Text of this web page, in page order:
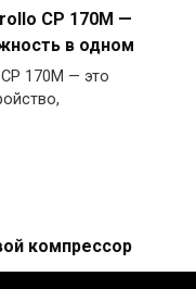
CP 170M —
в одном
170M — это
компрессор